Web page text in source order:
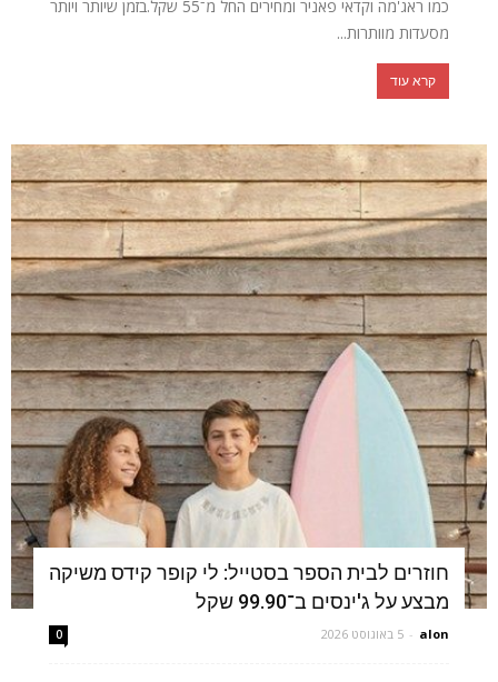
כמו ראג'מה וקדאי פאניר ומחירים החל מ־55 שקל.בזמן שיותר ויותר
מסעדות מוותרות...
קרא עוד
חוזרים לבית הספר בסטייל: לי קופר קידס משיקה
מבצע על ג'ינסים ב־99.90 שקל
alon
- 5 באוגוסט 2026 0